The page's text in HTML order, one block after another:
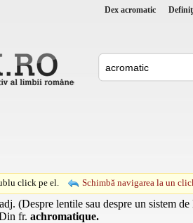
Dex acromatic
click pe el. Schimbă navigarea la un
adj. (Despre lentile sau despre un sistem
fr. achromatique.